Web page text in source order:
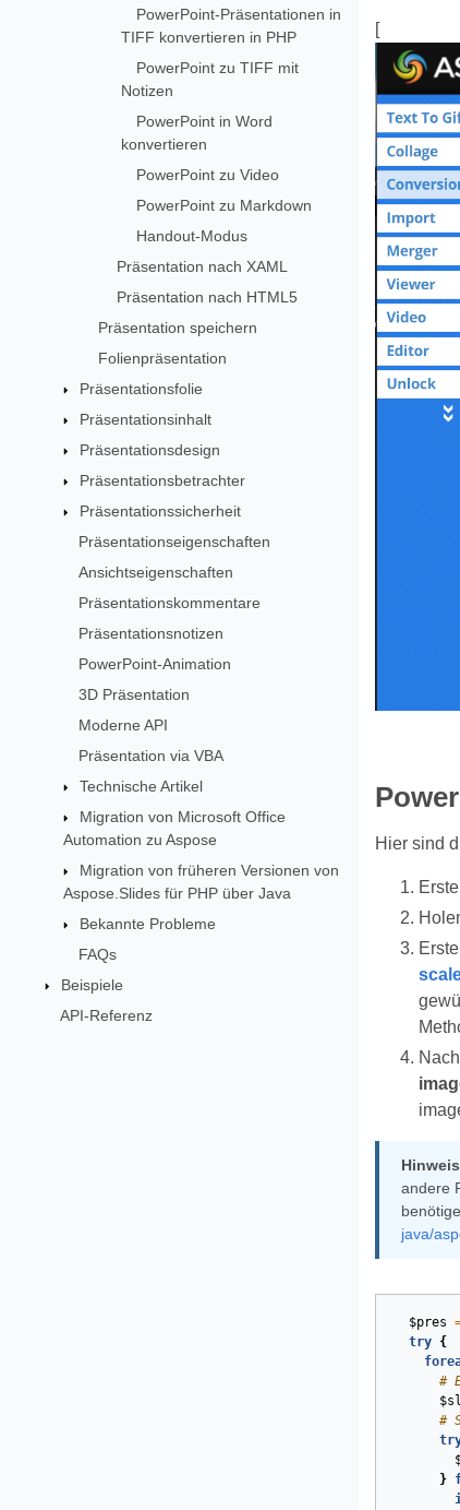
PowerPoint-Präsentationen in
TIFF konvertieren in PHP
PowerPoint zu TIFF mit
Notizen
PowerPoint in Word
konvertieren
PowerPoint zu Video
PowerPoint zu Markdown
Handout-Modus
Präsentation nach XAML
Präsentation nach HTML5
Präsentation speichern
Folienpräsentation
Präsentationsfolie
Präsentationsinhalt
Präsentationsdesign
Präsentationsbetrachter
Präsentationssicherheit
Präsentationseigenschaften
Ansichtseigenschaften
Präsentationskommentare
Präsentationsnotizen
PowerPoint-Animation
3D Präsentation
Moderne API
Präsentation via VBA
Technische Artikel
Migration von Microsoft Office
Automation zu Aspose
Migration von früheren Versionen von
Aspose.Slides für PHP über Java
Bekannte Probleme
FAQs
Beispiele
API-Referenz
[
Hier sind
Hinweis
andere
java/
$pres
try
{
#
#
}